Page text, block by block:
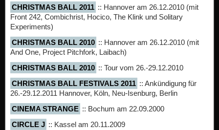
CHRISTMAS BALL 2011 :: Hannover am 26.12.2010 (mit
Front 242, Combichrist, Hocico, The Klink und Solitary
Experiments)
CHRISTMAS BALL 2010 :: Hannover am 26.12.2010 (mit
And One, Project Pitchfork, Laibach)
CHRISTMAS BALL 2010 :: Tour vom 26.-29.12.2010
CHRISTMAS BALL FESTIVALS 2011 :: Ankündigung für
26.-29.12.2011 Hannover, Köln, Neu-Isenburg, Berlin
CINEMA STRANGE :: Bochum am 22.09.2000
CIRCLE J :: Kassel am 20.11.2009